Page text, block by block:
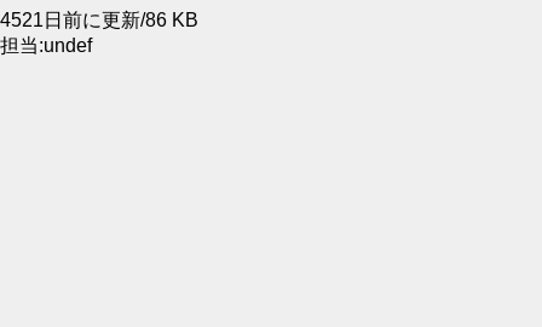
4521日前に更新/86 KB
担当:undef